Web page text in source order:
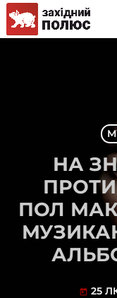
НА
ПОЛ
today 25